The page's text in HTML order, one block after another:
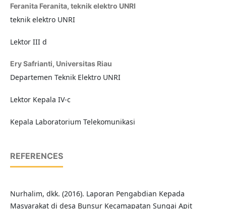
Feranita Feranita, teknik elektro UNRI
teknik elektro UNRI
Lektor III d
Ery Safrianti, Universitas Riau
Departemen Teknik Elektro UNRI
Lektor Kepala IV-c
Kepala Laboratorium Telekomunikasi
REFERENCES
Nurhalim, dkk. (2016). Laporan Pengabdian Kepada
Masyarakat di desa Bunsur Kecamapatan Sungai Apit